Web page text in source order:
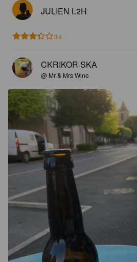
JULIEN L2H
3.4
CKRIKOR SKA
@ Mr & Mrs Wine